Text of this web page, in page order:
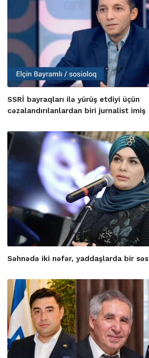
SSRİ bayraqları ilə yürüş etdiyi üçün
cəzalandırılanlardan biri jurnalist imiş
Səhnədə iki nəfər, yaddaşlarda bir səs